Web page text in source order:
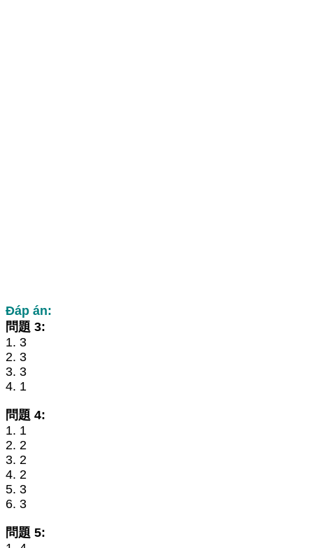
Đáp án:
問題 3:
1. 3
2. 3
3. 3
4. 1
問題 4:
1. 1
2. 2
3. 2
4. 2
5. 3
6. 3
問題 5: